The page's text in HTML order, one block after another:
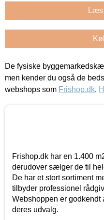
Læs
De fysiske
men kender du også de
webshops som Frishop.dk,
Frishop.dk har en 1.400
derudover sælger de til
De har et stort sortiment
tilbyder professionel
Webshoppen er
deres udvalg.